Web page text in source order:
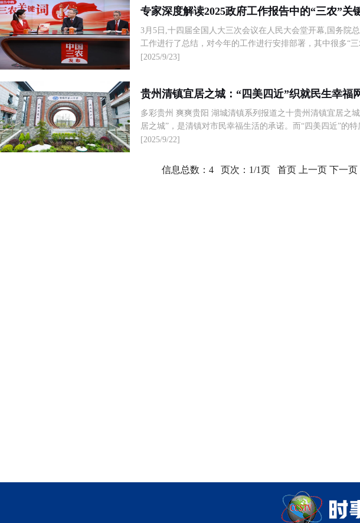
专家深度解读2025政府工作报告中的“三农”关
3月5日,十四届全国人大三次会议在人民大会堂开幕,国务院
工作进行了总结，对今年的工作进行安排部署，其中很多“
[2025/9/23]
贵州清镇宜居之城：“四美四近”织就民生幸福
多彩贵州 爽爽贵阳 湖城清镇系列报道之十贵州清镇宜居
居之城”，是清镇对市民幸福生活的承诺。而“四美四近”的
[2025/9/22]
信息总数：4 页次：1/1页 首页 上一页 下一页